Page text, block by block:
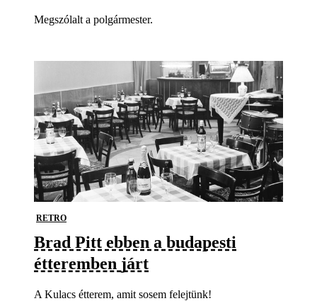
Megszólalt a polgármester.
RETRO
Brad Pitt ebben a budapesti
étteremben járt
A Kulacs étterem, amit sosem felejtünk!